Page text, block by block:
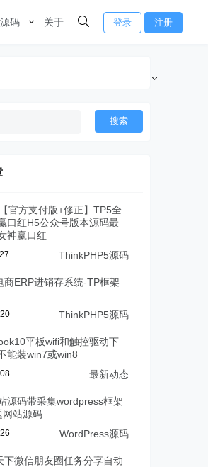
码 关于 登录 注册
搜索
【官方支付版+修正】TP5全
口红H5公众号版本源码最
神赢口红
ThinkPHP5源码
商ERP进销存系统-TP框架
ThinkPHP5源码
平板wifi和触控驱动下
能装win7或win8
最新动态
源码带采集wordpress框架
网站源码
WordPress源码
下微信朋友圈任务分享自动